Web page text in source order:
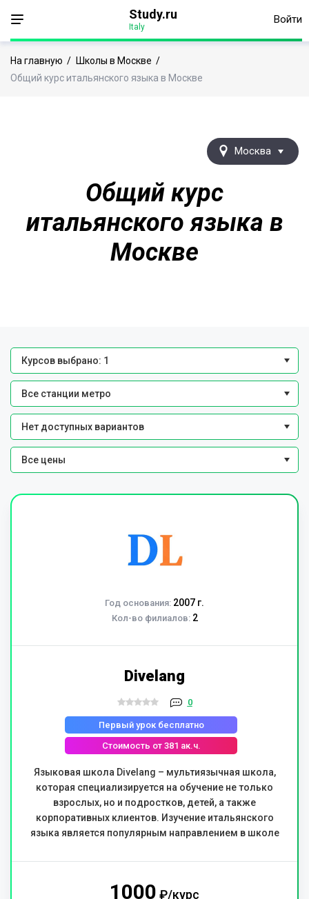
Study.ru
Italy
Войти
На главную / Школы в Москве /
Общий курс итальянского языка в Москве
Общий курс
итальянского языка в
Москве
Москва
Курсов выбрано: 1
Все станции метро
Нет доступных вариантов
Все цены
Год основания: 2007 г.
Кол-во филиалов:2
Divelang
0
Первый урок бесплатно
Стоимость от 381 ак.ч.
Языковая школа Divelang – мультиязычная школа,
которая специализируется на обучение не только
взрослых, но и подростков, детей, а также
корпоративных клиентов. Изучение итальянского
языка является популярным направлением в школе
1000 ₽/курс